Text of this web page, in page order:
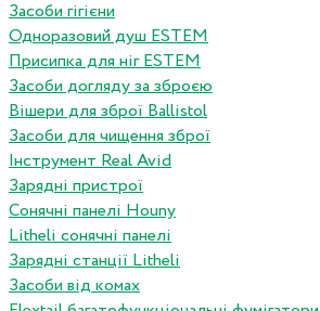
Засоби гігієни
Одноразовий душ ESTEM
Присипка для ніг ESTEM
Засоби догляду за зброєю
Вішери для зброї Ballistol
Засоби для чищення зброї
Інструмент Real Avid
Зарядні пристрої
Сонячні панелі Houny
Litheli сонячні панелі
Зарядні станції Litheli
Засоби від комах